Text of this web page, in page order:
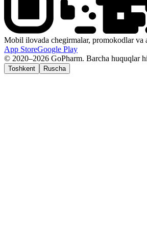
Mobil ilovada chegirmalar, promokodlar va
App StoreGoogle Play
© 2020–2026 GoPharm. Barcha huquqlar
Toshkent Ruscha